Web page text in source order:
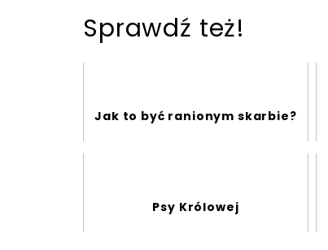
Sprawdź też!
Jak to być ranionym skarbie?
Psy Królowej